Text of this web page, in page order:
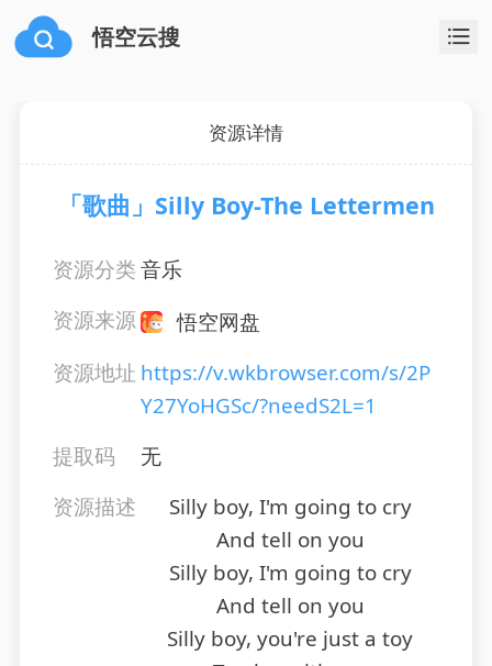
悟空云搜
资源详情
「歌曲」Silly Boy-The Lettermen
资源分类音乐
资源来源
悟空网盘
资源地址 https://v.wkbrowser.com/s/2P
Y27YoHGSc/?needS2L=1
提取码
无
资源描述
Silly boy, I'm going to cry
And tell on you
Silly boy, I'm going to cry
And tell on you
Silly boy, you're just a toy